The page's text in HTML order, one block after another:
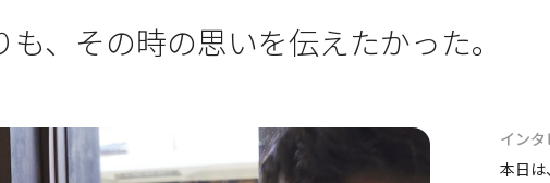
、その時の思いを伝えたかった。
インタ
本日は